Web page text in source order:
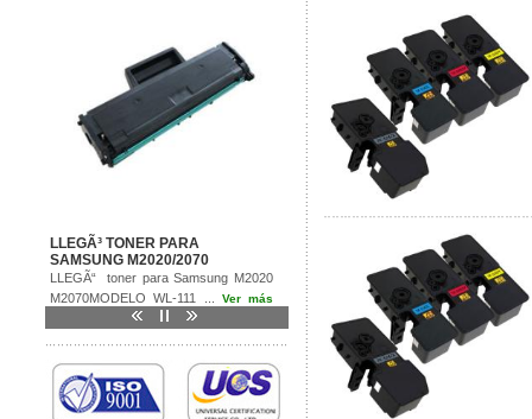
LLEGÃ³ TONER PARA
SAMSUNG M2020/2070
LLEGÃ“ toner para Samsung M2020
M2070MODELO WL-111 ... Ver más